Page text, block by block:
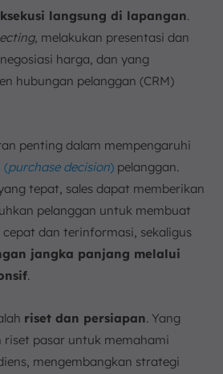
langsung di lapangan.
, melakukan presentasi dan
harga, dan yang
hubungan pelanggan (CRM)
penting dalam mempengaruhi
(purchase decision) pelanggan.
tepat, sales dapat memberikan
pelanggan untuk membuat
dan terinformasi, sekaligus
jangka panjang melalui
.
riset dan persiapan. Yang
pasar untuk memahami
mengembangkan strategi